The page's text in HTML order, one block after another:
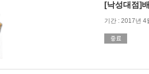
[낙성대점]
기간 : 2017년 4